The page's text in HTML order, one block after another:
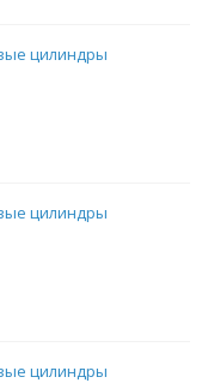
цилиндры
цилиндры
цилиндры